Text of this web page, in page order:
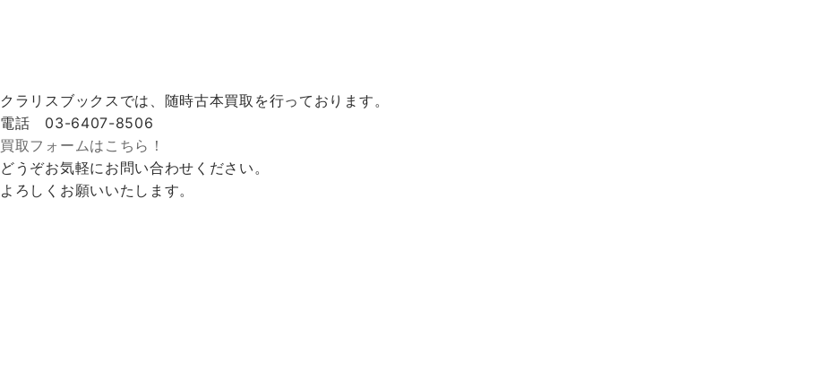
クラリスブックスでは、随時古本買取を行っております。
電話 03-6407-8506
買取フォームはこちら！
どうぞお気軽にお問い合わせください。
よろしくお願いいたします。